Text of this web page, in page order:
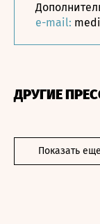
e-mail:
ДРУГИЕ
Показать еще